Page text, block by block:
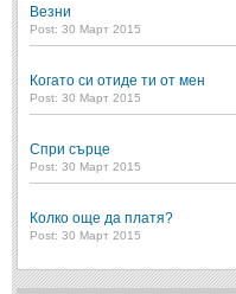
Везни
Post: 30 Март 2015
Когато си отиде ти от мен
Post: 30 Март 2015
Спри сърце
Post: 30 Март 2015
Колко още да платя?
Post: 30 Март 2015